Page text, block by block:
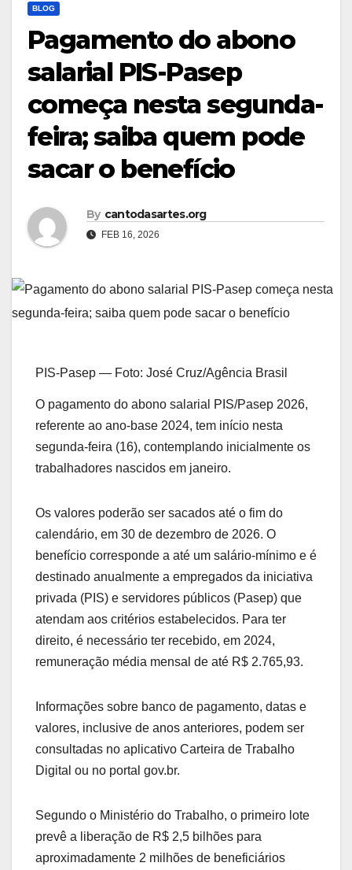
BLOG
Pagamento do abono
salarial PIS-Pasep
começa nesta segunda-
feira; saiba quem pode
sacar o benefício
By cantodasartes.org
FEB 16, 2026
PIS-Pasep — Foto: José Cruz/Agência Brasil
O pagamento do abono salarial PIS/Pasep 2026,
referente ao ano-base 2024, tem início nesta
segunda-feira (16), contemplando inicialmente os
trabalhadores nascidos em janeiro.
Os valores poderão ser sacados até o fim do
calendário, em 30 de dezembro de 2026. O
benefício corresponde a até um salário-mínimo e é
destinado anualmente a empregados da iniciativa
privada (PIS) e servidores públicos (Pasep) que
atendam aos critérios estabelecidos. Para ter
direito, é necessário ter recebido, em 2024,
remuneração média mensal de até R$ 2.765,93.
Informações sobre banco de pagamento, datas e
valores, inclusive de anos anteriores, podem ser
consultadas no aplicativo Carteira de Trabalho
Digital ou no portal gov.br.
Segundo o Ministério do Trabalho, o primeiro lote
prevê a liberação de R$ 2,5 bilhões para
aproximadamente 2 milhões de beneficiários